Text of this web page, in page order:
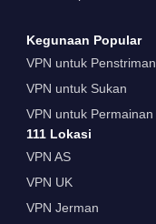
Kegunaan Popular
VPN untuk Penstriman
VPN untuk Sukan
VPN untuk Permainan
111 Lokasi
VPN AS
VPN UK
VPN Jerman